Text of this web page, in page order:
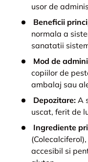
usor de
Beneficii
normala a
sanatatii
Mod de
copiilor de
ambalaj sau
Depozitare: A
uscat, ferit de
Ingrediente
accesibil si